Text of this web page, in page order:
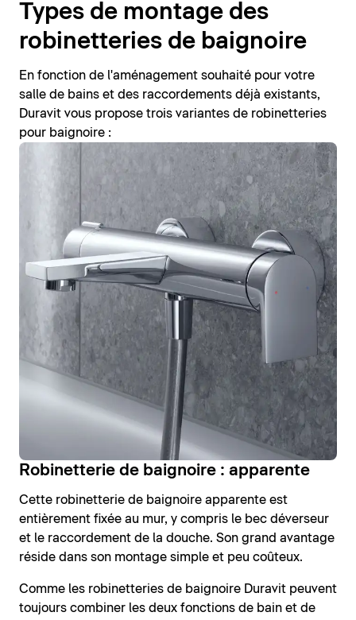
Types de montage des
robinetteries de baignoire
En fonction de l'aménagement souhaité pour votre
salle de bains et des raccordements déjà existants,
Duravit vous propose trois variantes de robinetteries
pour baignoire :
Robinetterie de baignoire : apparente
Cette robinetterie de baignoire apparente est
entièrement fixée au mur, y compris le bec déverseur
et le raccordement de la douche. Son grand avantage
réside dans son montage simple et peu coûteux.
Comme les robinetteries de baignoire Duravit peuvent
toujours combiner les deux fonctions de bain et de